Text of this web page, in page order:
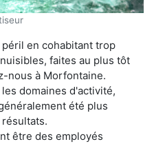
en cohabitant trop
faites au plus tôt
nous à Morfontaine.
domaines d'activité,
été plus
être des employés